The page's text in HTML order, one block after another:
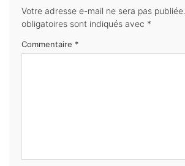
Votre adresse e-mail ne sera pas publiée.
obligatoires sont indiqués avec *
Commentaire *